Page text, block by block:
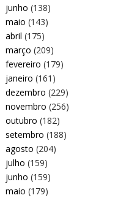
junho (138)
maio (143)
abril (175)
março (209)
fevereiro (179)
janeiro (161)
dezembro (229)
novembro (256)
outubro (182)
setembro (188)
agosto (204)
julho (159)
junho (159)
maio (179)